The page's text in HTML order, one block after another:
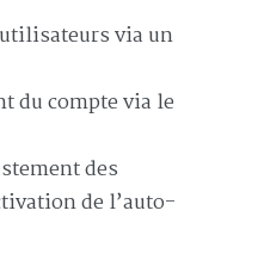
via un
du compte via le
des
de l’auto-